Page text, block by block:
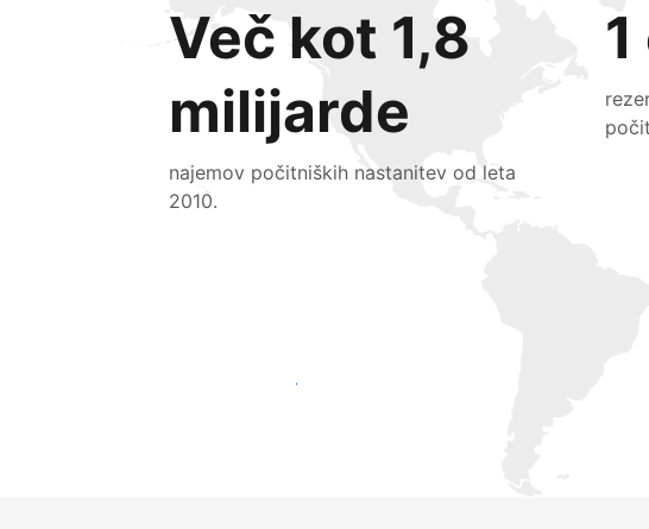
Več kot 1,8
milijarde
najemov počitniških nastanitev od leta
2010.
Pridobite nove goste še danes